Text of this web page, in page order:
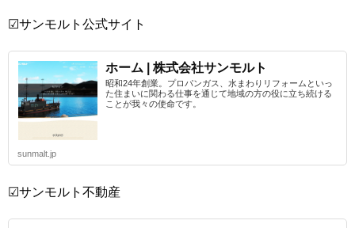
☑サンモルト公式サイト
ホーム | 株式会社サンモルト
昭和24年創業。プロパンガス、水まわりリフォームといっ
た住まいに関わる仕事を通じて地域の方の役に立ち続ける
ことが我々の使命です。
sunmalt.jp
☑サンモルト不動産